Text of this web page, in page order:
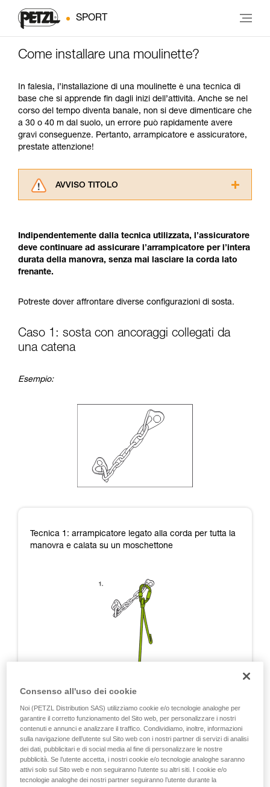
SPORT
Come installare una moulinette?
In falesia, l’installazione di una moulinette è una tecnica di
base che si apprende fin dagli inizi dell’attività. Anche se nel
corso del tempo diventa banale, non si deve dimenticare che
a 30 o 40 m dal suolo, un errore può rapidamente avere
gravi conseguenze. Pertanto, arrampicatore e assicuratore,
prestate attenzione!
AVVISO TITOLO
consultarlo. Dovete aver compreso le
informazioni dell’istruzione tecnica per poter
capire queste ulteriori informazioni.
capacità di rifare la manovra, da soli, in piena
Forniamo esempi di tecniche relative alla vostra
attività. Ne possono esistere altre che non
vengono qui descritte.
Indipendentemente dalla tecnica utilizzata, l’assicuratore
deve continuare ad assicurare l’arrampicatore per l’intera
durata della manovra, senza mai lasciare la corda lato
frenante.
Potreste dover affrontare diverse configurazioni di sosta.
Caso 1: sosta con ancoraggi collegati da
una catena
Esempio:
Tecnica 1: arrampicatore legato alla corda per tutta la
manovra e calata su un moschettone
Consenso all'uso dei cookie
Noi (PETZL Distribution SAS) utilizziamo cookie e/o tecnologie analoghe per
garantire il corretto funzionamento del Sito web, per personalizzare i nostri
contenuti e annunci e analizzare il traffico. Condividiamo, inoltre, informazioni
sulla navigazione dell’utente sul Sito web con i nostri partner di servizi di analisi
dei dati, pubblicitari e di social media al fine di personalizzare le nostre
pubblicità. Se l’utente accetta, i nostri cookie e/o tecnologie analoghe saranno
attivi solo sul Sito web e non seguiranno l’utente su altri siti. I cookie e/o
tecnologie analoghe dei nostri partner seguiranno l’utente durante la